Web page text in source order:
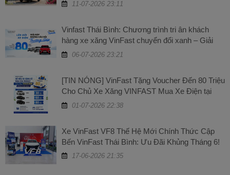
11-07-2026 23:11
Vinfast Thái Bình: Chương trình tri ân khách
hàng xe xăng VinFast chuyển đổi xanh – Giải
đáp những câu hỏi thường gặp
06-07-2026 23:21
[TIN NÓNG] VinFast Tặng Voucher Đến 80 Triệu
Cho Chủ Xe Xăng VINFAST Mua Xe Điện tại
VinFast Thái Bình
01-07-2026 22:38
Xe VinFast VF8 Thế Hệ Mới Chính Thức Cập
Bến VinFast Thái Bình: Ưu Đãi Khủng Tháng 6!
17-06-2026 21:35